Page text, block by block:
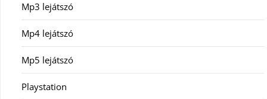
Mp3 lejátszó
Mp4 lejátszó
Mp5 lejátszó
Playstation